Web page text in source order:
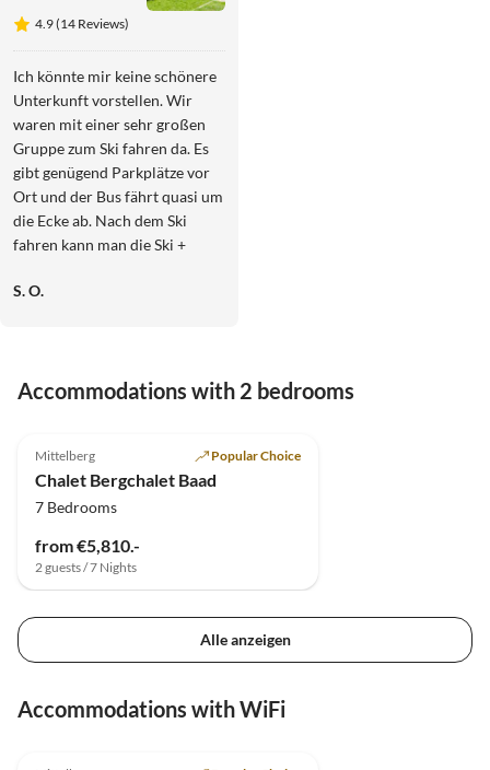
Baad4.9 (14 Reviews)
Ich könnte mir keine schönere
Unterkunft vorstellen. Wir
waren mit einer sehr großen
Gruppe zum Ski fahren da. Es
gibt genügend Parkplätze vor
Ort und der Bus fährt quasi um
die Ecke ab. Nach dem Ski
fahren kann man die Ski +
abstellen und danach in die
Durch den Frühstücksdienst
regionaler Wurst und Käse
frühstücken. Die Zimmer sind
sehr schallisoliert, sodass man
der Lounge in den Zimmern
nur wenig bis gar nichts hört
nicht sanft geschlossen
werden, sondern ins Schloss
sehr gemütlich und für jeden
S. O.
Accommodations with 2 bedrooms
Mittelberg Popular Choice
Chalet Bergchalet Baad
7 Bedrooms
from €5,810.-
2 guests / 7 Nights
Alle anzeigen
Accommodations with WiFi